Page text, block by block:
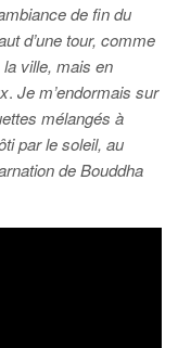
de fin du
d’une tour, comme
ville, mais en
. Je m’endormais sur
mélangés à
par le soleil, au
de Bouddha